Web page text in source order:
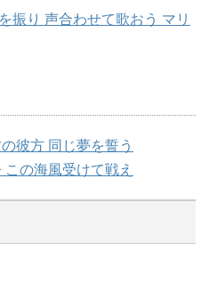
振り 声合わせて歌おう マリ
彼方 同じ夢を誓う
の海風受けて戦え